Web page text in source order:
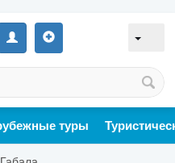
туры